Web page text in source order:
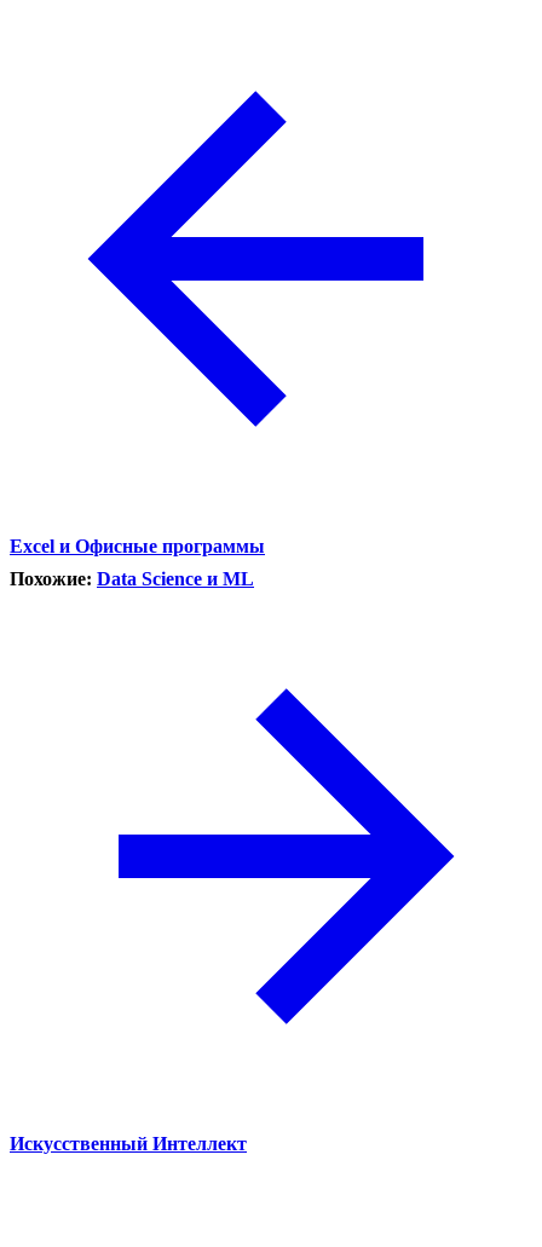
Excel и Офисные программы
Похожие: Data Science и ML
Искусственный Интеллект